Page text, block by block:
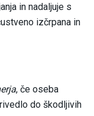
in nadaljuje s
izčrpana in
, če oseba
do škodljivih